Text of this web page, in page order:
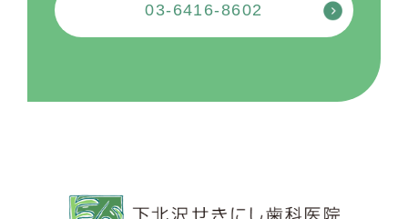
03-6416-8602